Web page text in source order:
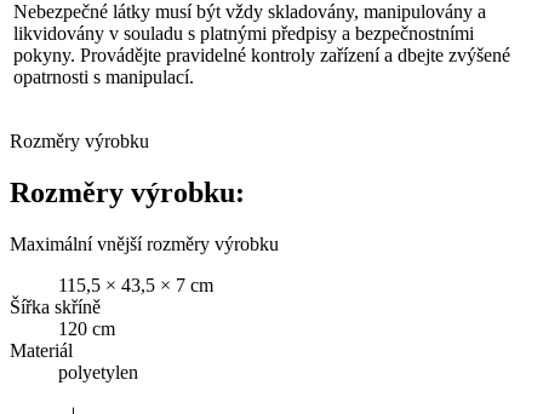
Nebezpečné látky musí být vždy skladovány, manipulovány a
likvidovány v souladu s platnými předpisy a bezpečnostními
pokyny. Provádějte pravidelné kontroly zařízení a dbejte zvýšené
opatrnosti s manipulací.
Rozměry výrobku
Rozměry výrobku:
Maximální vnější rozměry výrobku
115,5 × 43,5 × 7 cm
Šířka skříně
120 cm
Materiál
polyetylen